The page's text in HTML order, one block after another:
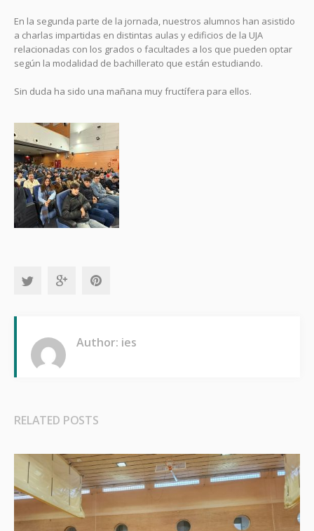
En la segunda parte de la jornada, nuestros alumnos han asistido
a charlas impartidas en distintas aulas y edificios de la UJA
relacionadas con los grados o facultades a los que pueden optar
según la modalidad de bachillerato que están estudiando.
Sin duda ha sido una mañana muy fructífera para ellos.
Author: ies
RELATED POSTS